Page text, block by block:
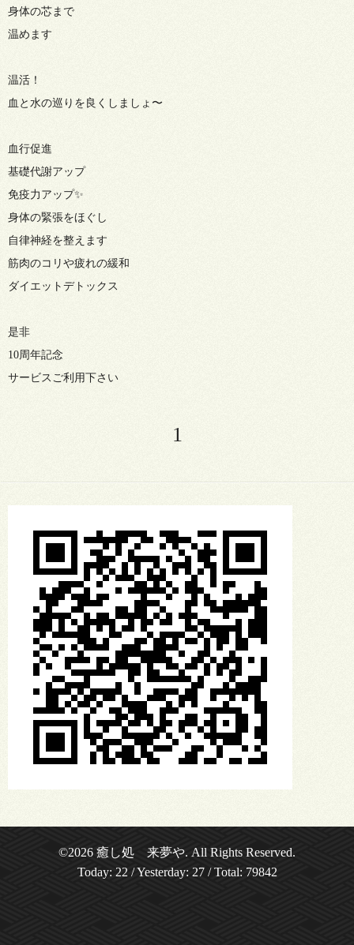
身体の芯まで
温めます
温活！
血と水の巡りを良くしましょ〜
血行促進
基礎代謝アップ
免疫力アップ✨
身体の緊張をほぐし
自律神経を整えます
筋肉のコリや疲れの緩和
ダイエットデトックス
是非
10周年記念
サービスご利用下さい
1
©2026 癒し処 来夢や. All Rights Reserved.
Today: 22 / Yesterday: 27/ Total: 79842